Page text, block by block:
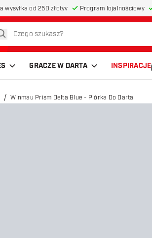
wysyłka od 250 złotyv Program lojalnościowy
szukaj
GRACZE W DARTA INSPIRACJE
Winmau Prism Delta Blue - Piórka Do Darta